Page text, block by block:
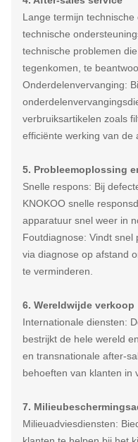
Lange termijn
technische
technische problemen
tegenkomen, te
Onderdelenvervanging:
verbruiksartikelen zoals
efficiënte werking van de
5. Probleemoplossing
Snelle respons: Bij
KNOKOO snelle
apparatuur snel weer in
Foutdiagnose: Vindt snel
via diagnose op afstand
te verminderen.
6. Wereldwijde verkoop
Internationale diensten:
bestrijkt de hele wereld
en transnationale after-
behoeften van klanten in
7.
Milieuadviesdiensten: